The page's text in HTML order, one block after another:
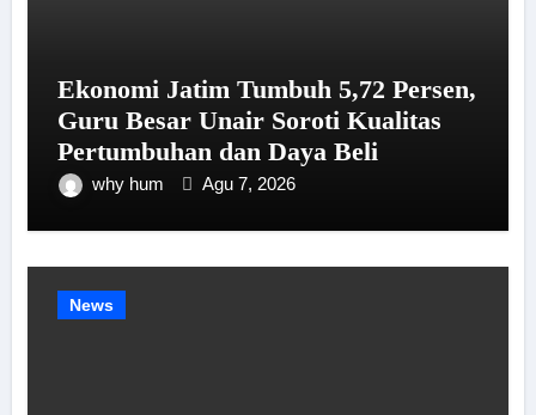
Ekonomi Jatim Tumbuh 5,72 Persen,
Guru Besar Unair Soroti Kualitas
Pertumbuhan dan Daya Beli
why hum Agu 7, 2026
News